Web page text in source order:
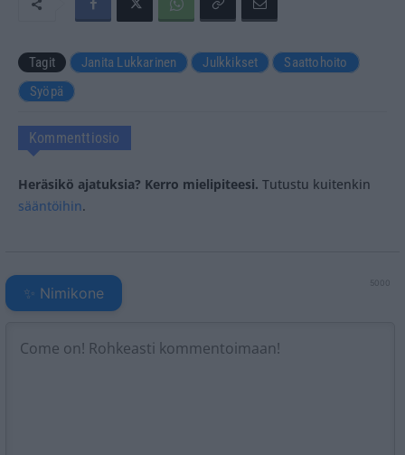
Tagit Janita Lukkarinen Julkkikset
Saattohoito
Syöpä
Kommenttiosio
Heräsikö ajatuksia? Kerro mielipiteesi. Tutustu kuitenkin
sääntöihin.
5000
✨ Nimikone